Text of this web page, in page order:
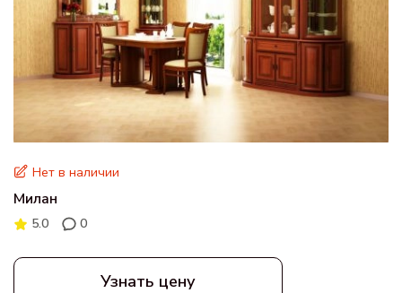
Нет в наличии
Милан
5.0 0
Узнать цену